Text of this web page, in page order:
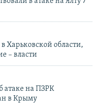
Харьковской области,
– власти
атаке на ПЗРК
в Крыму